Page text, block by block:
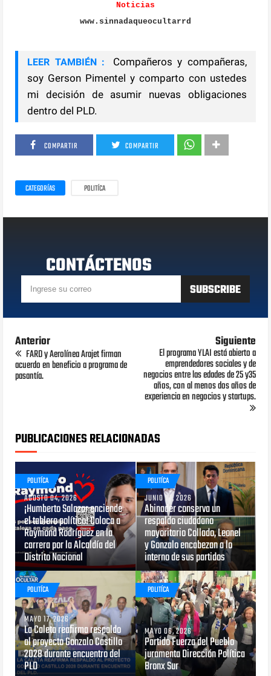
Noticias
www.sinnadaqueocultarrd
LEER TAMBIÉN :
Compañeros y compañeras,
soy Gerson Pimentel y comparto con ustedes
mi decisión de asumir nuevas obligaciones
dentro del PLD.
COMPARTIR COMPARTIR
CATEGORÍAS POLITÍCA
CONTÁCTENOS
Anterior
FARD y Aerolínea Arajet firman
acuerdo en beneficio a programa de
pasantía.
Siguiente
El programa YLAI está abierto a
emprendedores sociales y de
negocios entre las edades de 25 y35
años, con al menos dos años de
experiencia en negocios y startups.
PUBLICACIONES RELACIONADAS
POLITÍCA
AGOSTO 04, 2026
¡Humberto Salazar enciende
el tablero político! Coloca a
Raymond Rodríguez en la
carrera por la Alcaldía del
Distrito Nacional
POLITÍCA
JUNIO 01, 2026
Abinader conserva un
respaldo ciudadano
mayoritario Collado, Leonel
y Gonzalo encabezan a lo
interno de sus partidos
POLITÍCA
MAYO 17, 2026
La Caleta reafirma respaldo
al proyecto Gonzalo Castillo
2028 durante encuentro del
PLD
POLITÍCA
MAYO 06, 2026
Partido Fuerza del Pueblo
juramenta Dirección Política
Bronx Sur